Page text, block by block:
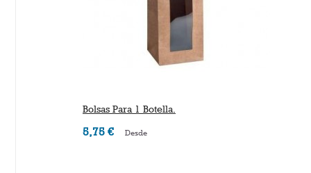
Bolsas Para 1 Botella.
5,75 € Desde